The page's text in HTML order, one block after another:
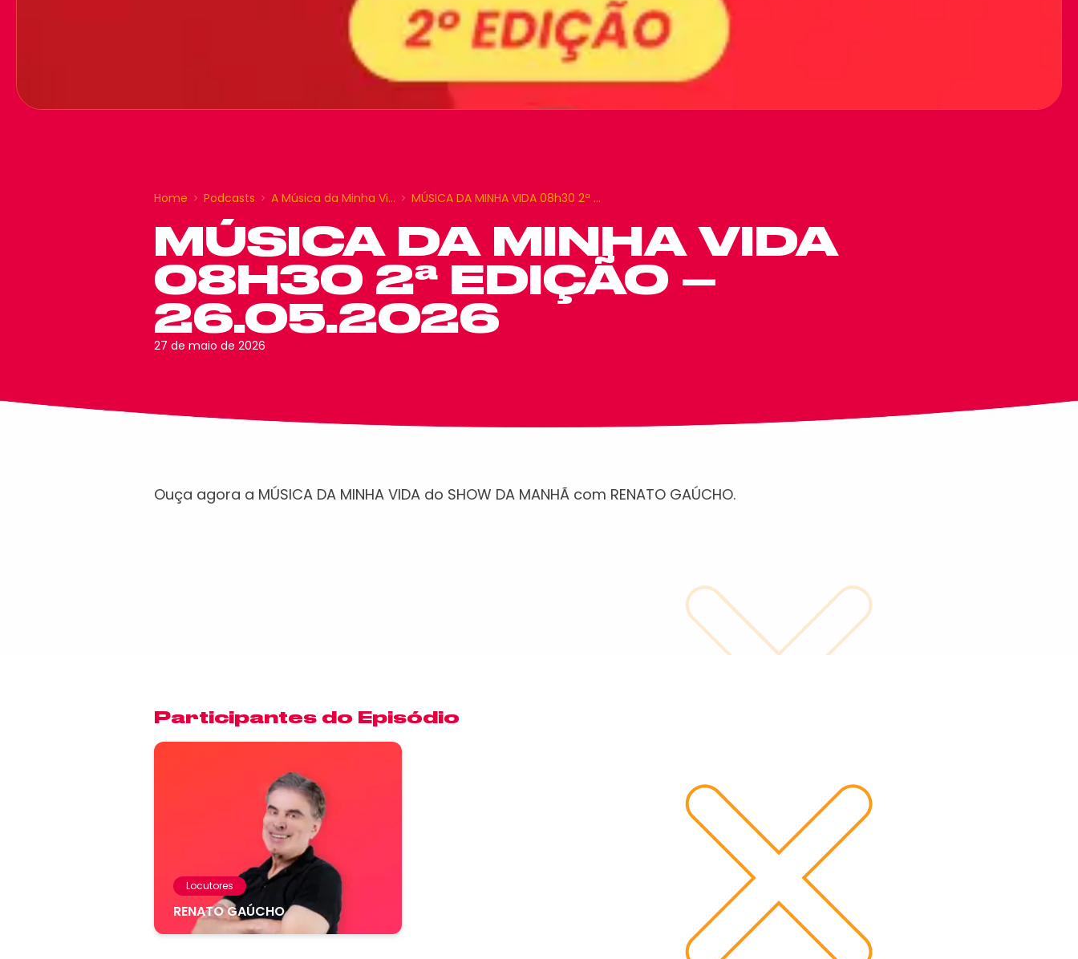
Home Podcasts A Música da Minha Vi… MÚSICA DA MINHA VIDA 08h30 2ª …
MÚSICA DA MINHA VIDA
08H30 2ª EDIÇÃO –
26.05.2026
27 de maio de 2026
Ouça agora a MÚSICA DA MINHA VIDA do SHOW DA MANHÃ com RENATO GAÚCHO.
Participantes do Episódio
Locutores
RENATO GAÚCHO